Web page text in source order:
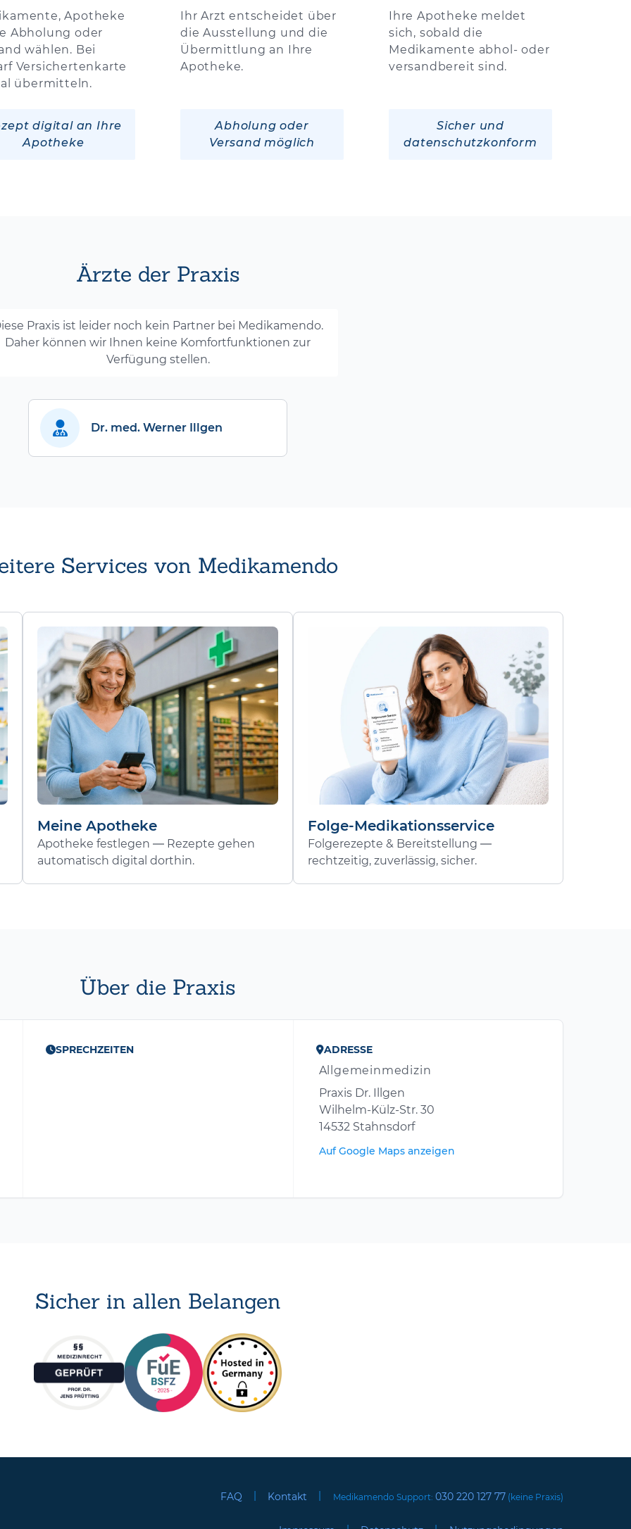
Apotheke
Abholung oder
wählen. Bei
Versichertenkarte
übermitteln.
digital an Ihre
Apotheke
Ihr Arzt entscheidet über
die Ausstellung und die
Übermittlung an Ihre
Apotheke.
Abholung oder
Versand möglich
Ihre Apotheke meldet
sich, sobald die
Medikamente abhol- oder
versandbereit sind.
Sicher und
datenschutzkonform
Ärzte der Praxis
Praxis ist leider noch kein Partner bei Medikamendo.
Daher können wir Ihnen keine Komfortfunktionen zur
Verfügung stellen.
Dr. med. Werner Illgen
Services von Medikamendo
Meine Apotheke
Apotheke festlegen — Rezepte gehen
automatisch digital dorthin.
Folge-Medikationsservice
Folgerezepte & Bereitstellung —
rechtzeitig, zuverlässig, sicher.
Über die Praxis
SPRECHZEITEN ADRESSE
Allgemeinmedizin
Praxis Dr. Illgen
Wilhelm-Külz-Str. 30
14532 Stahnsdorf
Auf Google Maps anzeigen
Sicher in allen Belangen
FAQ | Kontakt | Medikamendo Support: 030 220 127 77 (keine Praxis)